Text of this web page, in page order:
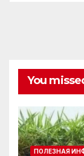
You
ПОЛЕЗНАЯ